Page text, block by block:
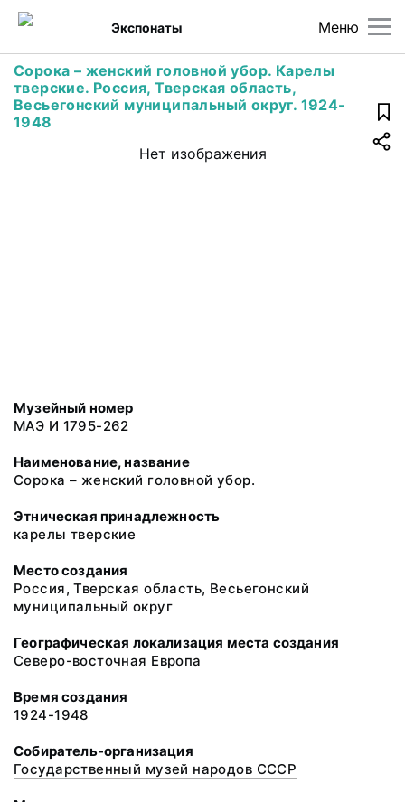
Меню
Экспонаты
Cорока – женский головной убор. Карелы
тверские. Россия, Тверская область,
Весьегонский муниципальный округ. 1924-
1948
Нет изображения
Музейный номер
МАЭ И 1795-262
Наименование, название
Cорока – женский головной убор.
Этническая принадлежность
карелы тверские
Место создания
Россия, Тверская область, Весьегонский
муниципальный округ
Географическая локализация места создания
Северо-восточная Европа
Время создания
1924-1948
Собиратель-организация
Государственный музей народов СССР